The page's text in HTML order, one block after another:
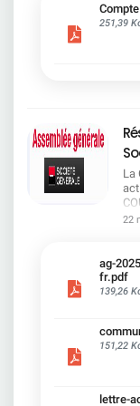
cadre du dialogue
251,39
La
22
ag-
fr.pdf
139,26
151,22
lettre-